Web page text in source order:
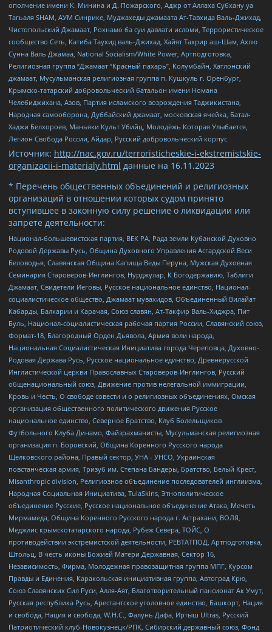
ополчение имени К. Минина и Д. Пожарского, Аджр от Аллаха Субхану уа
Тагьаля SHAM, АУМ Синрике, Муджахеды джамаата Ат-Тавхида Валь-Джихад,
Чистопольский Джамаат, Рохнамо ба суи давлати исломи, Террористическое
сообщество Сеть, Катиба Таухид валь-Джихад, Хайят Тахрир аш-Шам, Ахлю
Сунна Валь Джамаа, National Socialism/White Power, Артподготовка,
Религиозная группа “Джамаат “Красный пахарь”, Колумбайн, Хатлонский
джамаат, Мусульманская религиозная группа п. Кушкуль г. Оренбург,
Крымско-татарский добровольческий батальон имени Номана
Челебиджихана, Азов, Партия исламского возрождения Таджикистана,
Народная самооборона, Дуббайский джамаат, московская ячейка, Батал-
Хаджи Белхороев, Маньяки Культ Убийц, Молодёжь Которая Улыбается,
Легион Свобода России, Айдар, Русский добровольческий корпус
Источник: http://nac.gov.ru/terroristicheskie-i-ekstremistskie-
organizacii-i-materialy.html данные на 16.11.2023
* Перечень общественных объединений и религиозных
организаций в отношении которых судом принято
вступившее в законную силу решение о ликвидации или
запрете деятельности:
Национал-большевистская партия, ВЕК РА, Рада земли Кубанской Духовно
Родовой Державы Русь, Община Духовного Управления Асгардской Веси
Беловодья, Славянская Община Капища Веды Перуна, Мужская Духовная
Семинария Староверов-Инглингов, Нурджулар, К Богодержавию, Таблиги
Джамаат, Свидетели Иеговы, Русское национальное единство, Национал-
социалистическое общество, Джамаат мувахидов, Объединенный Вилайат
Кабарды, Балкарии и Карачая, Союз славян, Ат-Такфир Валь-Хиджра, Пит
Буль, Национал-социалистическая рабочая партия России, Славянский союз,
Формат-18, Благородный Орден Дьявола, Армия воли народа,
Национальная Социалистическая Инициатива города Череповца, Духовно-
Родовая Держава Русь, Русское национальное единство, Древнерусской
Инглистической церкви Православных Староверов-Инглингов, Русский
общенациональный союз, Движение против нелегальной иммиграции,
Кровь и Честь, О свободе совести и о религиозных объединениях, Омская
организация общественного политического движения Русское
национальное единство, Северное Братство, Клуб Болельщиков
Футбольного Клуба Динамо, Файзрахманисты, Мусульманская религиозная
организация п. Боровский, Община Коренного Русского народа
Щелковского района, Правый сектор, УНА - УНСО, Украинская
повстанческая армия, Тризуб им. Степана Бандеры, Братство, Белый Крест,
Misanthropic division, Религиозное объединение последователей инглиизма,
Народная Социальная Инициатива, TulaSkins, Этнополитическое
объединение Русские, Русское национальное объединение Атака, Мечеть
Мирмамеда, Община Коренного Русского народа г. Астрахани, ВОЛЯ,
Меджлис крымскотатарского народа, Рубеж Севера, ТОЙС, О
противодействии экстремистской деятельности, РЕВТАТПОД, Артподготовка,
Штольц, В честь иконы Божией Матери Державная, Сектор 16,
Независимость, Фирма, Молодежная правозащитная группа МПГ, Курсом
Правды и Единения, Каракольская инициативная группа, Автоград Крю,
Союз Славянских Сил Руси, Алля-Аят, Благотворительный пансионат Ак Умут,
Русская республика Русь, Арестантское уголовное единство, Башкорт, Нация
и свобода, Нация и свобода, W.H.С., Фалунь Дафа, Иртыш Ultras, Русский
Патриотический клуб-Новокузнецк/РПК, Сибирский державный союз, Фонд